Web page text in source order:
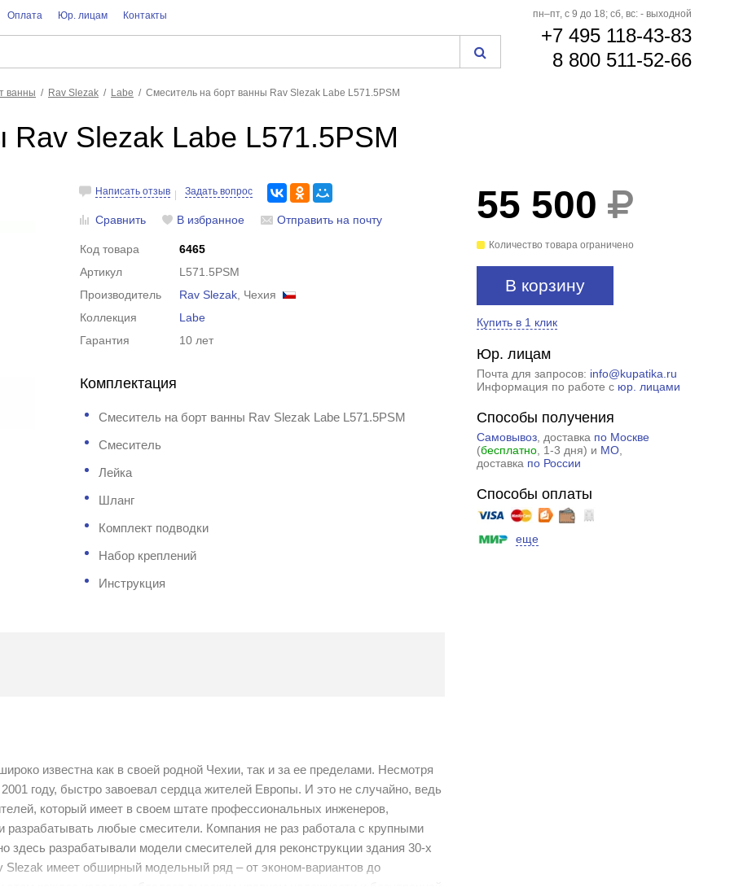
Оплата Юр. лицам Контакты пн–пт, с 9 до 18; сб, вс: - выходной
+7 495 118-43-83
8 800 511-52-66
ванны Rav Slezak Labe Смеситель на борт ванны Rav Slezak Labe L571.5PSM
Slezak Labe L571.5PSM
БЕСПЛАТНАЯ
ДОСТАВКА
Написать отзыв Задать вопрос
Сравнить В избранное Отправить на почту
Код товара
6465
Артикул
L571.5PSM
Производитель
Rav Slezak , Чехия
Коллекция
Labe
Гарантия
10 лет
Комплектация
Смеситель на борт ванны Rav Slezak Labe L571.5PSM
Смеситель
Лейка
Шланг
Комплект подводки
Набор креплений
Инструкция
55 500
Количество товара ограничено
В корзину
Купить в 1 клик
Юр. лицам
Почта для запросов: info@kupatika.ru
Информация по работе с юр. лицами
Способы получения
Самовывоз, доставка по Москве
(бесплатно, 1-3 дня) и МО,
доставка по России
Способы оплаты
еще
известна как в своей родной Чехии, так и за ее пределами. Несмотря
году, быстро завоевал сердца жителей Европы. И это не случайно, ведь
который имеет в своем штате профессиональных инженеров,
разрабатывать любые смесители. Компания не раз работала с крупными
разрабатывали модели смесителей для реконструкции здания 30-х
имеет обширный модельный ряд – от эконом-вариантов до